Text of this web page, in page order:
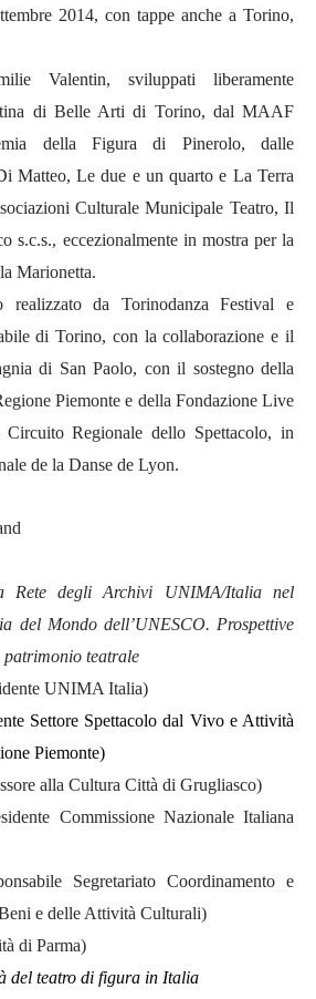
2014, con tappe anche a Torino,
Valentin, sviluppati liberamente
di Belle Arti di Torino, dal MAAF
della Figura di Pinerolo, dalle
Matteo, Le due e un quarto e La Terra
Culturale Municipale Teatro, Il
s.c.s., eccezionalmente in mostra per la
Marionetta.
da Torinodanza Festival e
di Torino, con la collaborazione e il
di San Paolo, con il sostegno della
Piemonte e della Fondazione Live
Regionale dello Spettacolo, in
de la Danse de Lyon.
Rete degli Archivi UNIMA/Italia nel
del Mondo dell’UNESCO. Prospettive
teatrale
UNIMA Italia)
Settore Spettacolo dal Vivo e Attività
Piemonte)
alla Cultura Città di Grugliasco)
Commissione Nazionale Italiana
Segretariato Coordinamento e
e delle Attività Culturali)
di Parma)
del teatro di figura in Italia